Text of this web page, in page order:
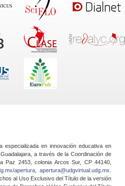
en innovación educativa en
a través de la Coordinación de
Paz 2453, colonia Arcos Sur, CP 44140,
apertura apertura@udgvirtual.udg.mx
al Uso Exclusivo del Título de la versión